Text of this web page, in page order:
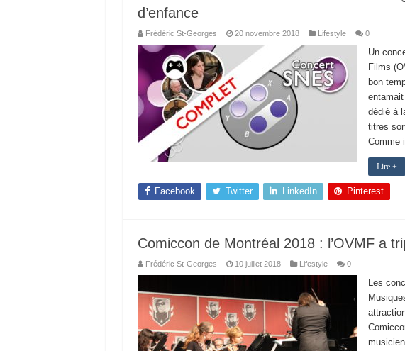
d’enfance
Frédéric St-Georges 20 novembre 2018 Lifestyle 0
Un
Films
bon
dédié à
titres
Comme
Lire +
Facebook Twitter LinkedIn Pinterest
Comiccon de Montréal 2018 : l’OVMF a
Frédéric St-Georges 10 juillet 2018 Lifestyle 0
Les